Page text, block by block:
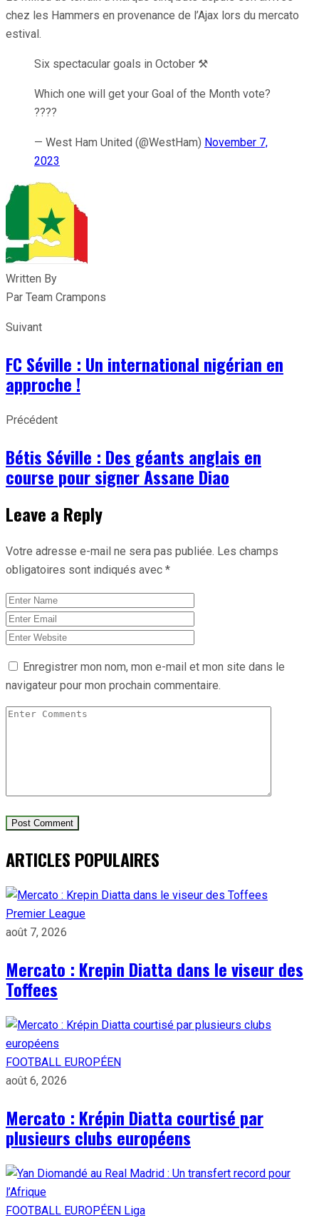
chez les Hammers en provenance de l’Ajax lors du mercato
estival.
Six spectacular goals in October ⚒️
Which one will get your Goal of the Month vote?
????️
— West Ham United (@WestHam) November 7,
2023
Written By
Par Team Crampons
Suivant
FC Séville : Un international nigérian en
approche !
Précédent
Bétis Séville : Des géants anglais en
course pour signer Assane Diao
Leave a Reply
Votre adresse e-mail ne sera pas publiée. Les champs
obligatoires sont indiqués avec *
Enregistrer mon nom, mon e-mail et mon site dans le
navigateur pour mon prochain commentaire.
ARTICLES POPULAIRES
Premier League
août 7, 2026
Mercato : Krepin Diatta dans le viseur des
Toffees
FOOTBALL EUROPÉEN
août 6, 2026
Mercato : Krépin Diatta courtisé par
plusieurs clubs européens
FOOTBALL EUROPÉEN Liga